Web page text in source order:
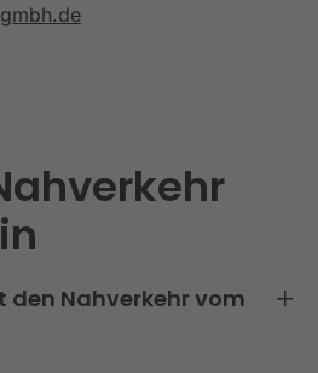
den Nahverkehr vom